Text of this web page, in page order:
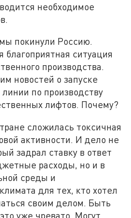
необходимое
покинули Россию.
благоприятная ситуация
производства.
новостей о запуске
по производству
лифтов. Почему?
сложилась токсичная
активности. И дело не
задрал ставку в ответ
расходы, но и в
среды и
для тех, кто хотел
своим делом. Быть
уже чревато. Могут